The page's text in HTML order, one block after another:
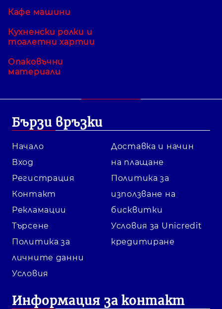
Кафе машини
Кухненски ролки и
тоалетни хартии
Опаковъчни
материали
Бързи връзки
Начало
Вход
Регистрация
Контакт
Рекламации
Търсене
Политика за
личните данни
Условия
Доставка и начин
на плащане
Политика за
използване на
бисквитки
Условия за Unicredit
кредитиране
Информация за контакт